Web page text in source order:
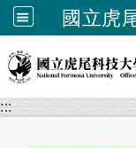
國立虎
:::